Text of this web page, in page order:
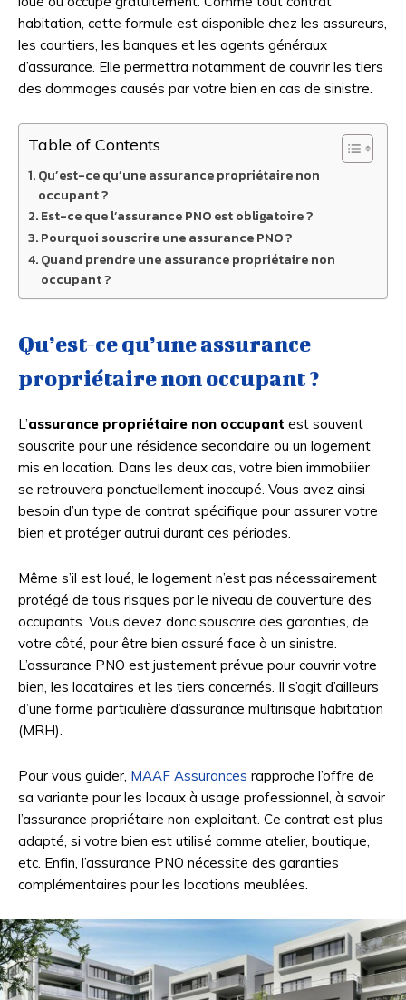
habitation, cette formule est disponible chez les assureurs,
les courtiers, les banques et les agents généraux
d’assurance. Elle permettra notamment de couvrir les tiers
des dommages causés par votre bien en cas de sinistre.
Table of Contents
Qu’est-ce qu’une assurance propriétaire non
occupant ?
Est-ce que l’assurance PNO est obligatoire ?
Pourquoi souscrire une assurance PNO ?
Quand prendre une assurance propriétaire non
occupant ?
Qu’est-ce qu’une assurance
propriétaire non occupant ?
L’assurance propriétaire non occupant est souvent
souscrite pour une résidence secondaire ou un logement
mis en location. Dans les deux cas, votre bien immobilier
se retrouvera ponctuellement inoccupé. Vous avez ainsi
besoin d’un type de contrat spécifique pour assurer votre
bien et protéger autrui durant ces périodes.
Même s’il est loué, le logement n’est pas nécessairement
protégé de tous risques par le niveau de couverture des
occupants. Vous devez donc souscrire des garanties, de
votre côté, pour être bien assuré face à un sinistre.
L’assurance PNO est justement prévue pour couvrir votre
bien, les locataires et les tiers concernés. Il s’agit d’ailleurs
d’une forme particulière d’assurance multirisque habitation
(MRH).
Pour vous guider, MAAF Assurances rapproche l’offre de
sa variante pour les locaux à usage professionnel, à savoir
l’assurance propriétaire non exploitant. Ce contrat est plus
adapté, si votre bien est utilisé comme atelier, boutique,
etc. Enfin, l’assurance PNO nécessite des garanties
complémentaires pour les locations meublées.